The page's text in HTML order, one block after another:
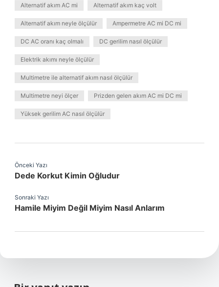
Alternatif akım AC mi Alternatif akım kaç volt
Alternatif akım neyle ölçülür Ampermetre AC mi DC mi
DC AC oranı kaç olmalı DC gerilim nasıl ölçülür
Elektrik akımı neyle ölçülür
Multimetre ile alternatif akım nasıl ölçülür
Multimetre neyi ölçer Prizden gelen akım AC mi DC mi
Yüksek gerilim AC nasıl ölçülür
Önceki Yazı
Dede Korkut Kimin Oğludur
Sonraki Yazı
Hamile Miyim Değil Miyim Nasıl Anlarım